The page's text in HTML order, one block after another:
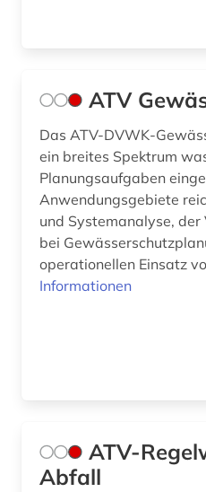
grenzflächen (1)
handel (3)
haustechnik (1)
heilpflanzen (1)
holzhandel (1)
ATV
Das ATV-DVWK-
ein breites Spektrum
Planungsaufgaben
Anwendungsgebiete
und Systemanalyse,
bei
operationellen Einsatz
Informationen
ATV-
Abfall